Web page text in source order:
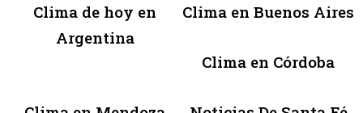
Clima de hoy en
Argentina
Clima en Buenos Aires
Clima en Córdoba